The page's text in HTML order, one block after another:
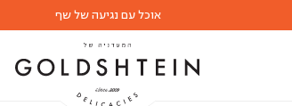
אוכל עם נגיעה של שף